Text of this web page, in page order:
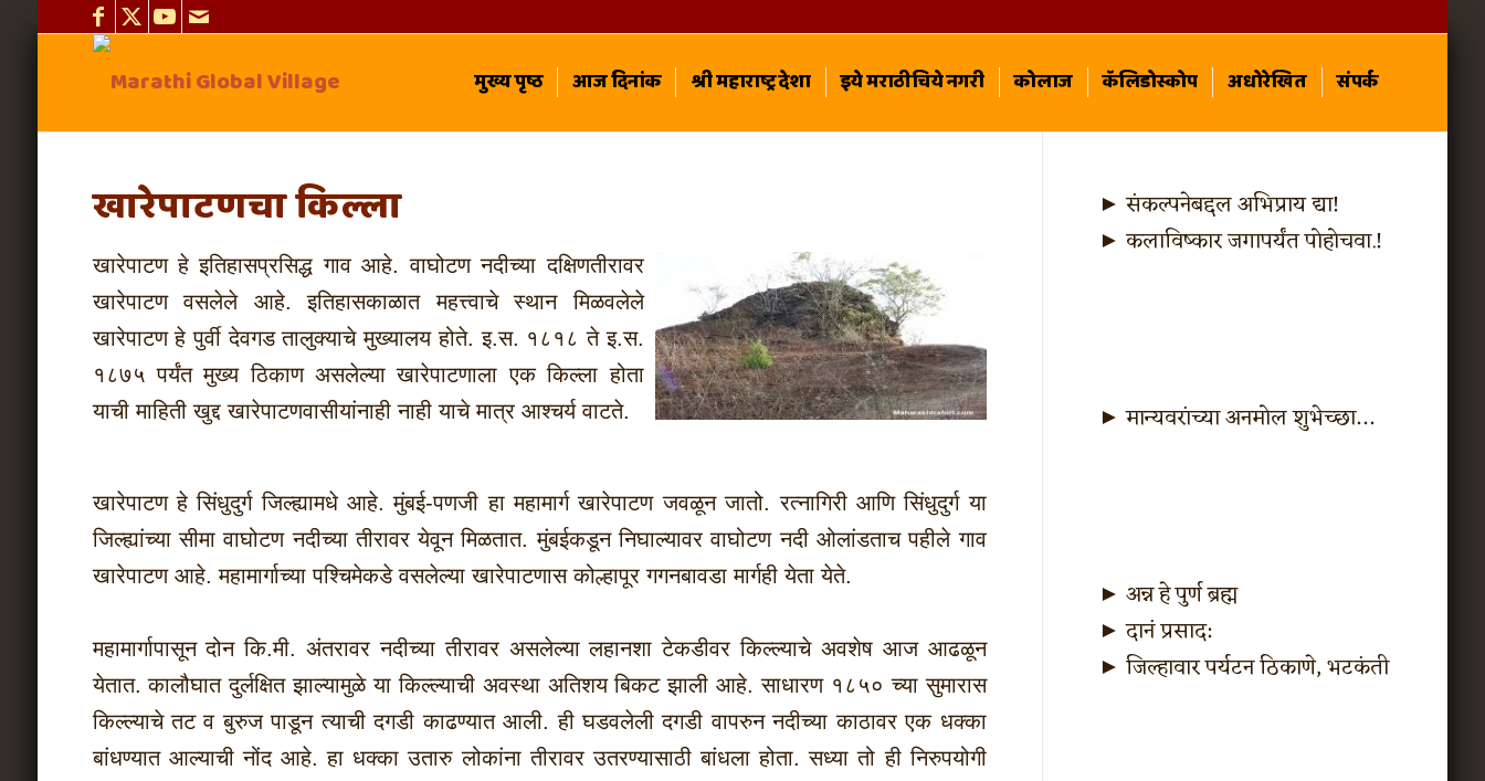
मुख्य पृष्ठ आज दिनांक श्री महाराष्ट्र देशा इये मराठीचिये नगरी कोलाज कॅलिडोस्कोप अधोरेखित संपर्क
खारेपाटणचा किल्ला
खारेपाटण हे इतिहासप्रसिद्ध गाव आहे. वाघोटण नदीच्या दक्षिणतीरावर
खारेपाटण वसलेले आहे. इतिहासकाळात महत्त्वाचे स्थान मिळवलेले
खारेपाटण हे पुर्वी देवगड तालुक्याचे मुख्यालय होते. इ.स. १८१८ ते इ.स.
१८७५ पर्यंत मुख्य ठिकाण असलेल्या खारेपाटणाला एक किल्ला होता
याची माहिती खुद्द खारेपाटणवासीयांनाही नाही याचे मात्र आश्चर्य वाटते.
खारेपाटण हे सिंधुदुर्ग जिल्ह्यामधे आहे. मुंबई-पणजी हा महामार्ग खारेपाटण जवळून जातो. रत्नागिरी आणि सिंधुदुर्ग या
जिल्ह्यांच्या सीमा वाघोटण नदीच्या तीरावर येवून मिळतात. मुंबईकडून निघाल्यावर वाघोटण नदी ओलांडताच पहीले गाव
खारेपाटण आहे. महामार्गाच्या पश्चिमेकडे वसलेल्या खारेपाटणास कोल्हापूर गगनबावडा मार्गही येता येते.
महामार्गापासून दोन कि.मी. अंतरावर नदीच्या तीरावर असलेल्या लहानशा टेकडीवर किल्ल्याचे अवशेष आज आढळून
येतात. कालौघात दुर्लक्षित झाल्यामुळे या किल्ल्याची अवस्था अतिशय बिकट झाली आहे. साधारण १८५० च्या सुमारास
किल्ल्याचे तट व बुरुज पाडून त्याची दगडी काढण्यात आली. ही घडवलेली दगडी वापरुन नदीच्या काठावर एक धक्का
बांधण्यात आल्याची नोंद आहे. हा धक्का उतारु लोकांना तीरावर उतरण्यासाठी बांधला होता. सध्या तो ही निरुपयोगी
► संकल्पनेबद्दल अभिप्राय द्या!
► कलाविष्कार जगापर्यंत पोहोचवा.!
► मान्यवरांच्या अनमोल शुभेच्छा…
► अन्न हे पुर्ण ब्रह्म
►दानं प्रसाद:
► जिल्हावार पर्यटन ठिकाणे, भटकंती